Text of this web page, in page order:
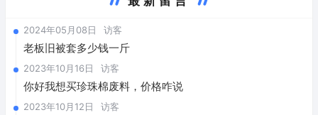
2024年05月08日 访客
老板旧被套多少钱一斤
2023年10月16日 访客
你好我想买珍珠棉废料，价格咋说
2023年10月12日 访客